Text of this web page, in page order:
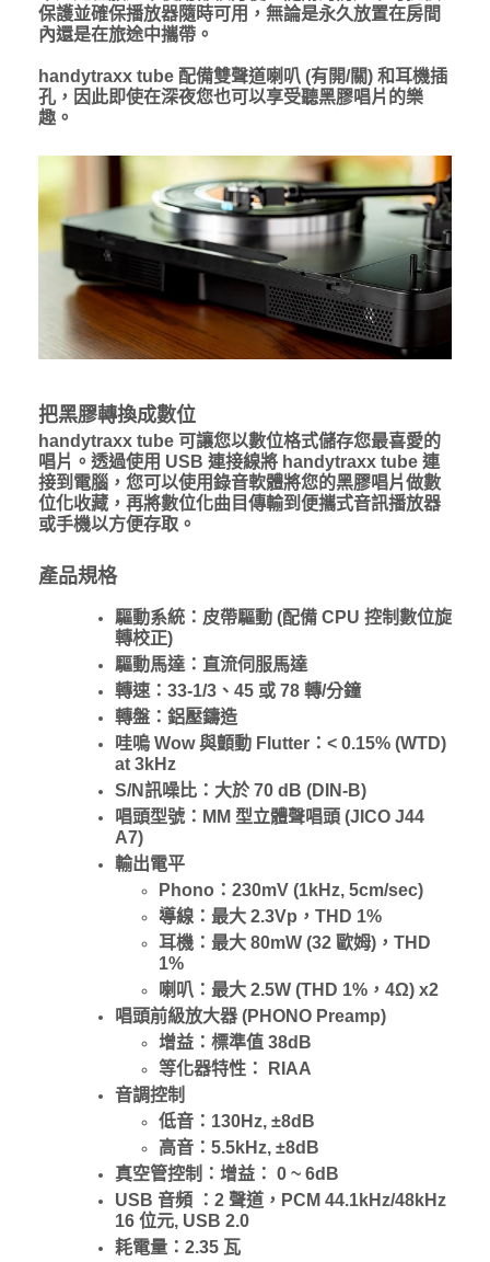
保護並確保播放器隨時可用，無論是永久放置在房間
內還是在旅途中攜帶。
handytraxx tube 配備雙聲道喇叭 (有開/關) 和耳機插
孔，因此即使在深夜您也可以享受聽黑膠唱片的樂
趣。
把黑膠轉換成數位
handytraxx tube 可讓您以數位格式儲存您最喜愛的
唱片。透過使用 USB 連接線將 handytraxx tube 連
接到電腦，您可以使用錄音軟體將您的黑膠唱片做數
位化收藏，再將數位化曲目傳輸到便攜式音訊播放器
或手機以方便存取。
產品規格
驅動系統：皮帶驅動 (配備 CPU 控制數位旋
轉校正)
驅動馬達：直流伺服馬達
轉速：33-1/3、45 或 78 轉/分鐘
轉盤：鋁壓鑄造
哇嗚 Wow 與顫動 Flutter：< 0.15% (WTD)
at 3kHz
S/N訊噪比：大於 70 dB (DIN-B)
唱頭型號：MM 型立體聲唱頭 (JICO J44
A7)
輸出電平
Phono：230mV (1kHz, 5cm/sec)
導線：最大 2.3Vp，THD 1%
耳機：最大 80mW (32 歐姆)，THD
1%
喇叭：最大 2.5W (THD 1%，4Ω) x2
唱頭前級放大器 (PHONO Preamp)
增益：標準值 38dB
等化器特性： RIAA
音調控制
低音：130Hz, ±8dB
高音：5.5kHz, ±8dB
真空管控制：增益： 0 ~ 6dB
USB 音頻 ：2 聲道，PCM 44.1kHz/48kHz
16 位元, USB 2.0
耗電量：2.35 瓦